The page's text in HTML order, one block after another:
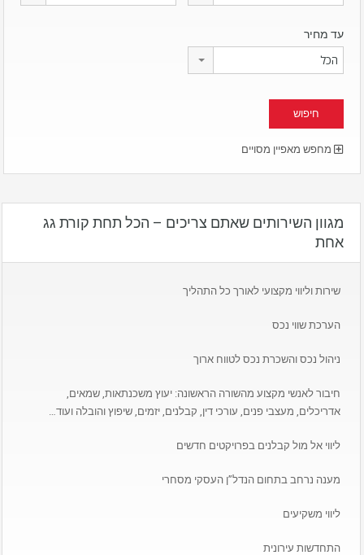
עד מחיר
הכל
מחפש מאפיין מסויים
מגוון השירותים שאתם צריכים – הכל תחת קורת גג
אחת
שירות וליווי מקצועי לאורך כל התהליך
הערכת שווי נכס
ניהול נכס והשכרת נכס לטווח ארוך
חיבור לאנשי מקצוע מהשורה הראשונה: יעוץ משכנתאות, שמאים,
אדריכלים, מעצבי פנים, עורכי דין, קבלנים, יזמים, שיפוץ והובלה ועוד…
ליווי אל מול קבלנים בפרויקטים חדשים
מענה נרחב בתחום הנדל”ן העסקי מסחרי
ליווי משקיעים
התחדשות עירונית